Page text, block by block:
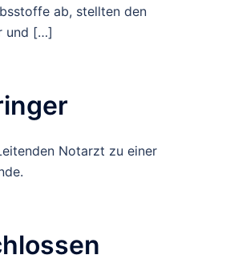
ab, stellten den
und […]
Notarzt zu einer